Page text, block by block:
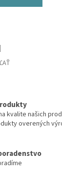
kvalite našich
overených